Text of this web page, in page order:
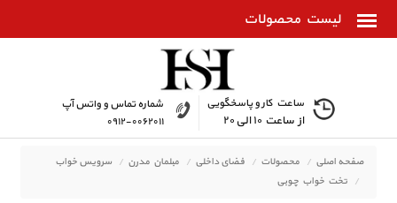
ساعت کار و پاسخگویی
از ساعت ۱۰ الی ۲۰
شماره تماس و واتس آپ
۰۹۱۲-۰۰۶۲۰۱۱
صفحه اصلی محصولات فضای داخلی مبلمان مدرن
سرویس خواب
تخت خواب چوبی